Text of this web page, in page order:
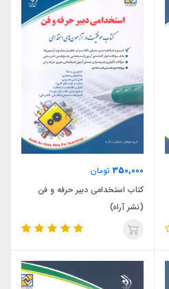
350,000 تومان
کتاب استخدامی دبیر حرفه و فن
(نشر آراه)